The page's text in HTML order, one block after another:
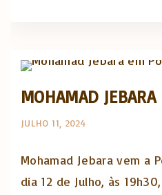
MOHAMAD JEBARA
JULHO 11, 2024
Mohamad Jebara vem a
dia 12 de Julho, às